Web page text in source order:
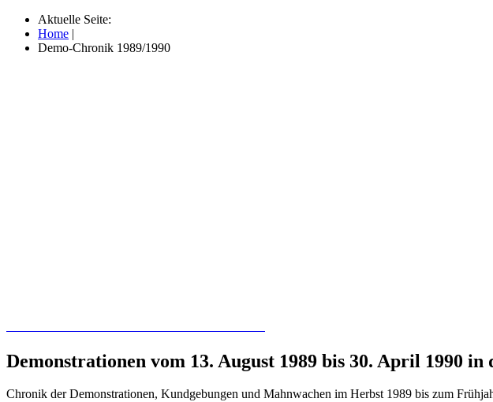
Aktuelle Seite:
Home |
Demo-Chronik 1989/1990
Demonstrationen vom 13. August 1989 bis 30. April 1990 in
Chronik der Demonstrationen, Kundgebungen und Mahnwachen im Herbst 1989 bis zum